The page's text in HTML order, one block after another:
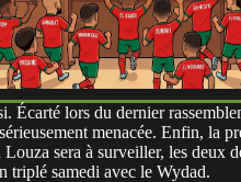
Écarté lors du dernier
menacée. Enfin, la
sera à surveiller, les deux
triplé samedi avec le Wydad.